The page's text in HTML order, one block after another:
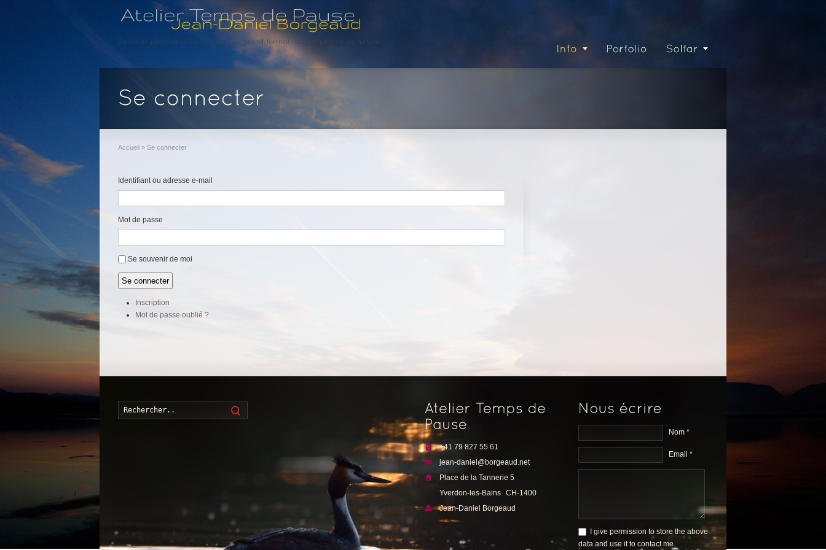
Accueil » Se connecter
Identifiant ou adresse e-mail
Mot de passe
Se souvenir de moi
Se connecter
Inscription
Mot de passe oublié ?
+41 79 827 55 61
jean-daniel@borgeaud.net
Place de la Tannerie 5
Yverdon-les-Bains CH-1400
Jean-Daniel Borgeaud
Nom *
Email *
I give permission to store the above
data and use it to contact me.